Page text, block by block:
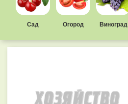
Сад Огород Виноград